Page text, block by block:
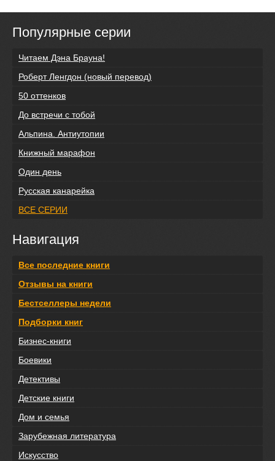
Популярные серии
Читаем Дэна Брауна!
Роберт Ленгдон (новый перевод)
50 оттенков
До встречи с тобой
Альпина. Антиутопии
Книжный марафон
Один день
Русская канарейка
ВСЕ СЕРИИ
Навигация
Все последние книги
Отзывы на книги
Бестселлеры недели
Подборки книг
Бизнес-книги
Боевики
Детективы
Детские книги
Дом и семья
Зарубежная литература
Искусство